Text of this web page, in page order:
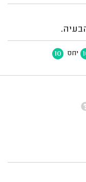
יחס 10